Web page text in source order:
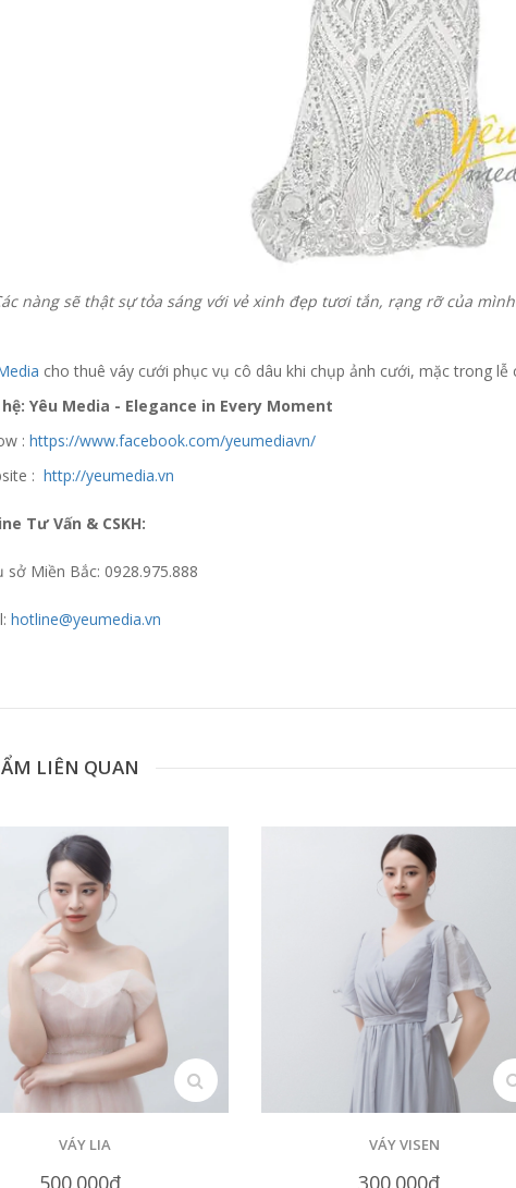
nàng sẽ thật sự tỏa sáng với vẻ xinh đẹp tươi tắn, rạng rỡ của
cho thuê váy cưới phục vụ cô dâu khi chụp ảnh cưới, mặc trong
Yêu Media - Elegance in Every Moment
: https://www.facebook.com/yeumediavn/
: http://yeumedia.vn
Tư Vấn & CSKH:
sở Miền Bắc: 0928.975.888
hotline@yeumedia.vn
LIÊN QUAN
search
VÁY LIA
500.000₫
VÁY VISEN
300.000₫